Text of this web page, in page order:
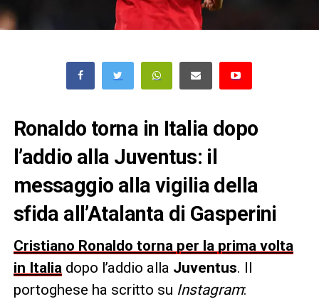
Ronaldo torna in Italia dopo
l’addio alla Juventus: il
messaggio alla vigilia della
sfida all’Atalanta di Gasperini
Cristiano Ronaldo torna per la prima volta
in Italia dopo l’addio alla Juventus. Il
portoghese ha scritto su Instagram: